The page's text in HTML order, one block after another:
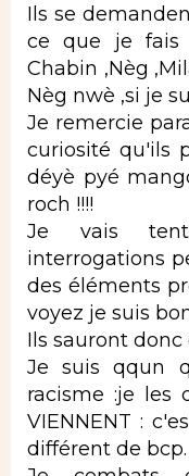
Ils se
ce que je fais
Chabin ,Nèg
Nèg nwè ,si je
Je remercie
curiosité qu'ils
déyè pyé
roch !!!!
Je vais
interrogations
des éléments
voyez je suis
Ils sauront donc
Je suis qqun
racisme :je les
VIENNENT :
différent de bcp.